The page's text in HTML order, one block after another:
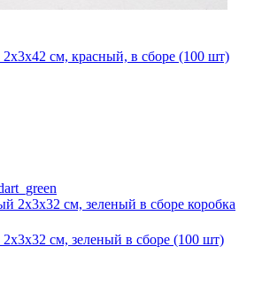
см, красный, в сборе (100 шт)
см, зеленый в сборе (100 шт)